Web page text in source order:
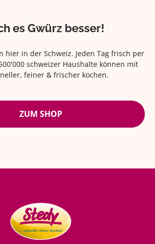
es Gwürz besser!
hier in der Schweiz. Jeden Tag frisch per
schweizer Haushalte können mit
feiner & frischer kochen.
ZUM SHOP